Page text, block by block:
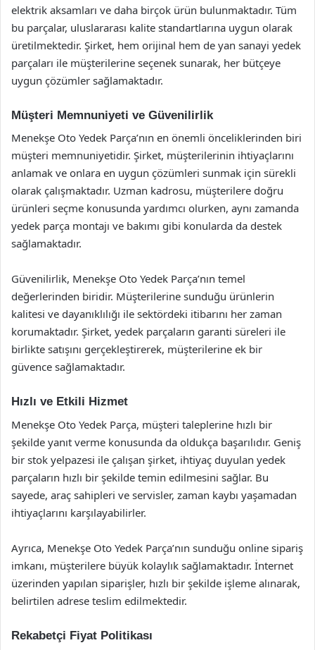
elektrik aksamları ve daha birçok ürün bulunmaktadır. Tüm
bu parçalar, uluslararası kalite standartlarına uygun olarak
üretilmektedir. Şirket, hem orijinal hem de yan sanayi yedek
parçaları ile müşterilerine seçenek sunarak, her bütçeye
uygun çözümler sağlamaktadır.
Müşteri Memnuniyeti ve Güvenilirlik
Menekşe Oto Yedek Parça’nın en önemli önceliklerinden biri
müşteri memnuniyetidir. Şirket, müşterilerinin ihtiyaçlarını
anlamak ve onlara en uygun çözümleri sunmak için sürekli
olarak çalışmaktadır. Uzman kadrosu, müşterilere doğru
ürünleri seçme konusunda yardımcı olurken, aynı zamanda
yedek parça montajı ve bakımı gibi konularda da destek
sağlamaktadır.
Güvenilirlik, Menekşe Oto Yedek Parça’nın temel
değerlerinden biridir. Müşterilerine sunduğu ürünlerin
kalitesi ve dayanıklılığı ile sektördeki itibarını her zaman
korumaktadır. Şirket, yedek parçaların garanti süreleri ile
birlikte satışını gerçekleştirerek, müşterilerine ek bir
güvence sağlamaktadır.
Hızlı ve Etkili Hizmet
Menekşe Oto Yedek Parça, müşteri taleplerine hızlı bir
şekilde yanıt verme konusunda da oldukça başarılıdır. Geniş
bir stok yelpazesi ile çalışan şirket, ihtiyaç duyulan yedek
parçaların hızlı bir şekilde temin edilmesini sağlar. Bu
sayede, araç sahipleri ve servisler, zaman kaybı yaşamadan
ihtiyaçlarını karşılayabilirler.
Ayrıca, Menekşe Oto Yedek Parça’nın sunduğu online sipariş
imkanı, müşterilere büyük kolaylık sağlamaktadır. İnternet
üzerinden yapılan siparişler, hızlı bir şekilde işleme alınarak,
belirtilen adrese teslim edilmektedir.
Rekabetçi Fiyat Politikası